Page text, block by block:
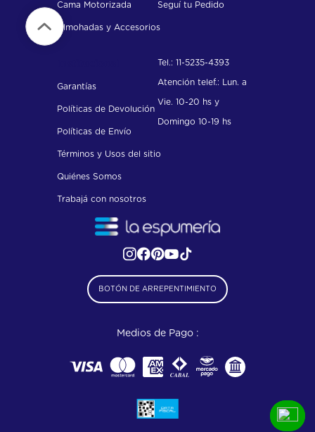
Cama Motorizada
Almohadas y Accesorios
Seguí tu Pedido
Garantías
Políticas de Devolución
Políticas de Envío
Términos y Usos del sitio
Quiénes Somos
Trabajá con nosotros
Tel.: 11-5235-4393
Atención telef.: Lun. a
Vie. 10-20 hs y
Domingo 10-19 hs
BOTÓN DE ARREPENTIMIENTO
Medios de Pago :